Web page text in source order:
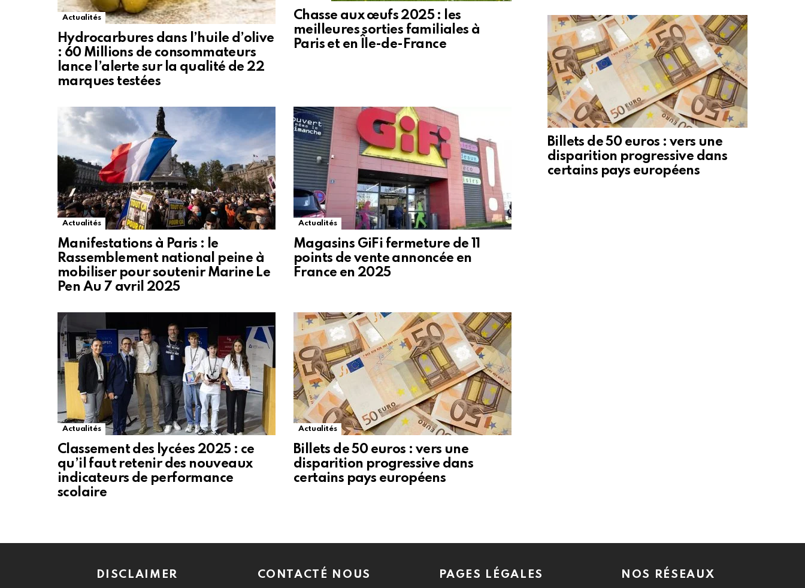
Actualités
Hydrocarbures dans l’huile d’olive
: 60 Millions de consommateurs
lance l’alerte sur la qualité de 22
marques testées
Chasse aux œufs 2025 : les
meilleures sorties familiales à
Paris et en Île-de-France
Actualités
Manifestations à Paris : le
Rassemblement national peine à
mobiliser pour soutenir Marine Le
Pen Au 7 avril 2025
Actualités
Magasins GiFi fermeture de 11
points de vente annoncée en
France en 2025
Actualités
Classement des lycées 2025 : ce
qu’il faut retenir des nouveaux
indicateurs de performance
scolaire
Actualités
Billets de 50 euros : vers une
disparition progressive dans
certains pays européens
Billets de 50 euros : vers une
disparition progressive dans
certains pays européens
DISCLAIMER CONTACTÉ NOUS PAGES LÉGALES NOS RÉSEAUX